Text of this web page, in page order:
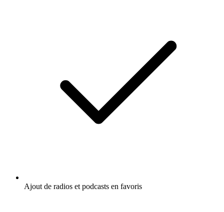
Ajout de radios et podcasts en favoris